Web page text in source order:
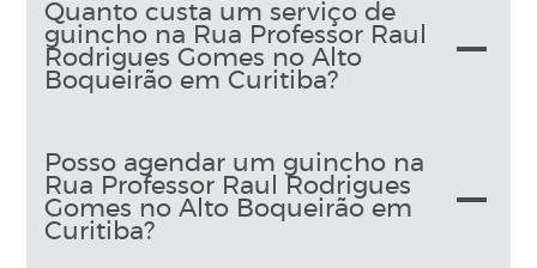
Quanto custa um serviço de
guincho na Rua Professor Raul
Rodrigues Gomes no Alto
Boqueirão em Curitiba?
Posso agendar um guincho na
Rua Professor Raul Rodrigues
Gomes no Alto Boqueirão em
Curitiba?